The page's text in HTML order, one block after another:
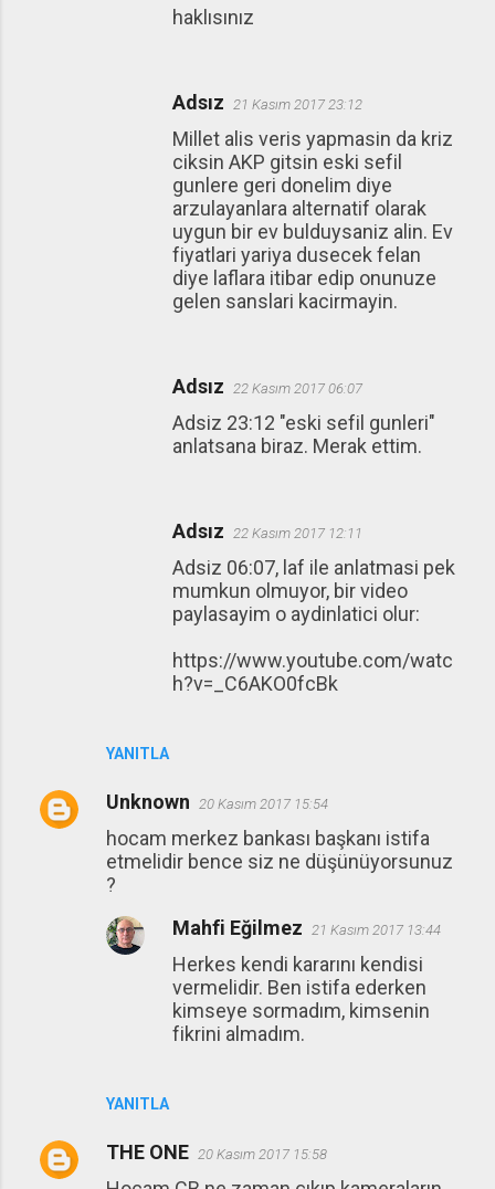
YANITLA
haklısınız
Adsız 21 Kasım 2017 23:12
Millet alis veris yapmasin da kriz
ciksin AKP gitsin eski sefil
gunlere geri donelim diye
arzulayanlara alternatif olarak
uygun bir ev bulduysaniz alin. Ev
fiyatlari yariya dusecek felan
diye laflara itibar edip onunuze
gelen sanslari kacirmayin.
Adsız 22 Kasım 2017 06:07
Adsiz 23:12 "eski sefil gunleri"
anlatsana biraz. Merak ettim.
Adsız 22 Kasım 2017 12:11
Adsiz 06:07, laf ile anlatmasi pek
mumkun olmuyor, bir video
paylasayim o aydinlatici olur:
https://www.youtube.com/watc
h?v=_C6AKO0fcBk
Unknown 20 Kasım 2017 15:54
hocam merkez bankası başkanı istifa
etmelidir bence siz ne düşünüyorsunuz
?
YANITLA
Mahfi Eğilmez 21 Kasım 2017 13:44
Herkes kendi kararını kendisi
vermelidir. Ben istifa ederken
kimseye sormadım, kimsenin
fikrini almadım.
THE ONE 20 Kasım 2017 15:58